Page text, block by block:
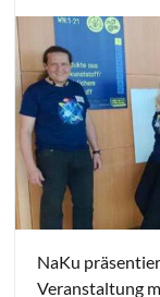
NaKu
Veranstaltung